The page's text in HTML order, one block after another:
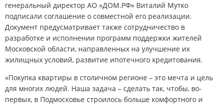
КОНТАКТЫ
генеральный директор АО «ДОМ.РФ» Виталий Мутко
подписали соглашение о совместной его реализации.
Документ предусматривает также сотрудничество в
разработке и исполнении программ поддержки жителей
Московской области, направленных на улучшение их
жилищных условий, развитие ипотечного кредитования.
«Покупка квартиры в столичном регионе – это мечта и цель
для многих людей. Наша задача – сделать так, чтобы, во-
первых, в Подмосковье строилось больше комфортного и